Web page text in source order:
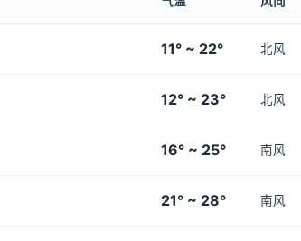
11° ~ 22° 北风
12° ~ 23° 北风
16° ~ 25° 南风
21° ~ 28° 南风